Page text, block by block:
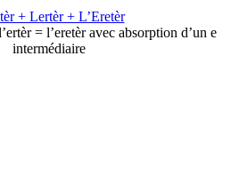
+ Lertèr + L’Eretèr
= l’eretèr avec absorption d’un e
intermédiaire